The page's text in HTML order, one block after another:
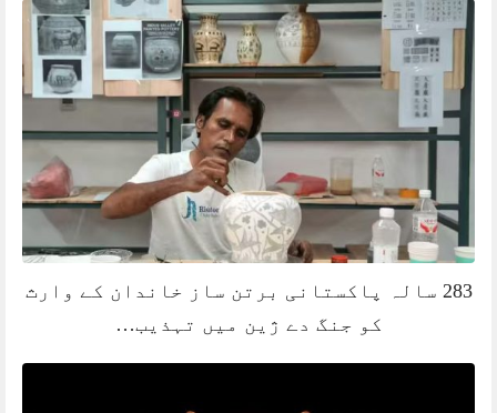
283 سالہ پاکستانی برتن ساز خاندان کے وارث
کو جنگ دے ژین میں تہذیب…